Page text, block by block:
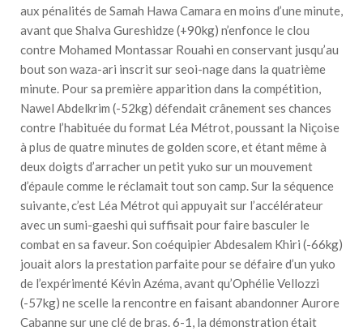
aux pénalités de Samah Hawa Camara en moins d’une minute,
avant que Shalva Gureshidze (+90kg) n’enfonce le clou
contre Mohamed Montassar Rouahi en conservant jusqu’au
bout son waza-ari inscrit sur seoi-nage dans la quatrième
minute. Pour sa première apparition dans la compétition,
Nawel Abdelkrim (-52kg) défendait crânement ses chances
contre l’habituée du format Léa Métrot, poussant la Niçoise
à plus de quatre minutes de golden score, et étant même à
deux doigts d’arracher un petit yuko sur un mouvement
d’épaule comme le réclamait tout son camp. Sur la séquence
suivante, c’est Léa Métrot qui appuyait sur l’accélérateur
avec un sumi-gaeshi qui suffisait pour faire basculer le
combat en sa faveur. Son coéquipier Abdesalem Khiri (-66kg)
jouait alors la prestation parfaite pour se défaire d’un yuko
de l’expérimenté Kévin Azéma, avant qu’Ophélie Vellozzi
(-57kg) ne scelle la rencontre en faisant abandonner Aurore
Cabanne sur une clé de bras. 6-1, la démonstration était